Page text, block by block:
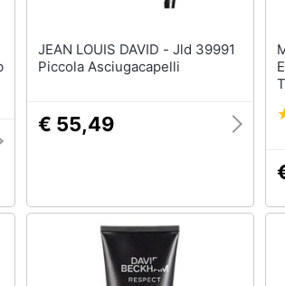
JEAN LOUIS DAVID - Jld 39991
Piccola Asciugacapelli
€ 55,49